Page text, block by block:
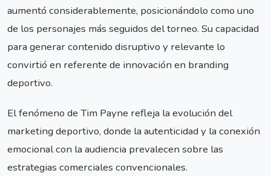
aumentó considerablemente, posicionándolo como uno
de los personajes más seguidos del torneo. Su capacidad
para generar contenido disruptivo y relevante lo
convirtió en referente de innovación en branding
deportivo.
El fenómeno de Tim Payne refleja la evolución del
marketing deportivo, donde la autenticidad y la conexión
emocional con la audiencia prevalecen sobre las
estrategias comerciales convencionales.